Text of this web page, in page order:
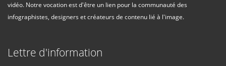
vidéo. Notre vocation est d'être un lien pour la communauté des
infographistes, designers et créateurs de contenu lié à l'image.
Lettre d'information